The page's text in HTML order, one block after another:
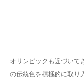
オリンピックも近づいて
の伝統色を積極的に取り